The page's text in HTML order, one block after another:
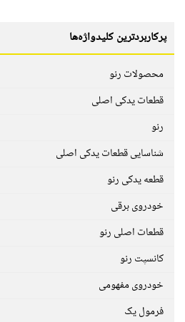
پرکاربردترین کلیدواژه‌ها
محصولات رنو
قطعات یدکی اصلی
رنو
شناسایی قطعات یدکی اصلی
قطعه یدکی رنو
خودروی برقی
قطعات اصلی رنو
کانسپت رنو
خودروی مفهومی
فرمول یک